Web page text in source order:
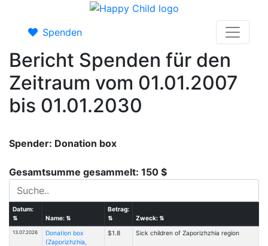
Spenden
Bericht Spenden für den
Zeitraum vom 01.01.2007
bis 01.01.2030
Spender: Donation box
Gesamtsumme gesammelt: 150 $
Datum:
⇅
Name:⇅
Betrag:
⇅
Zweck:⇅
13.07.2026
Donation box
(Zaporizhzhia,
$1.8 Sick children of Zaporizhzhia region